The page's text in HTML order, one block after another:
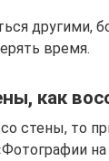
другими,
время.
как
стены, то